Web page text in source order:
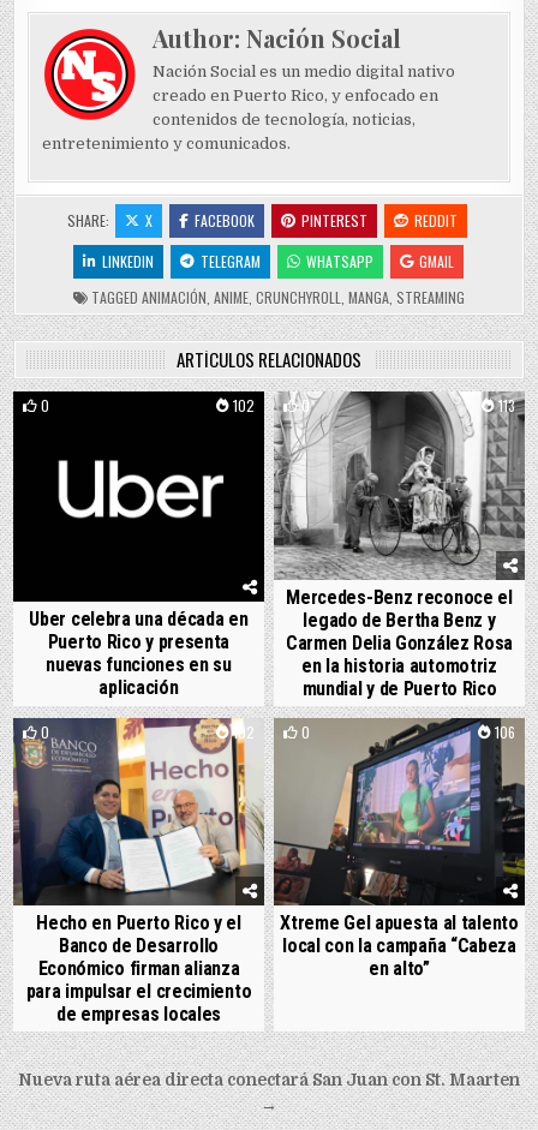
Author:Nación Social
Nación Social es un medio digital nativo
creado en Puerto Rico, y enfocado en
contenidos de tecnología, noticias,
entretenimiento y comunicados.
SHARE: X FACEBOOK PINTEREST
REDDIT
LINKEDIN
TELEGRAM WHATSAPP
GMAIL
TAGGED ANIMACIÓN ANIME CRUNCHYROLL MANGA STREAMING
ARTÍCULOS RELACIONADOS
0 102
Uber celebra una década en
Puerto Rico y presenta
nuevas funciones en su
aplicación
0 113
Mercedes-Benz reconoce el
legado de Bertha Benz y
Carmen Delia González Rosa
en la historia automotriz
mundial y de Puerto Rico
0 102
Hecho en Puerto Rico y el
Banco de Desarrollo
Económico firman alianza
para impulsar el crecimiento
de empresas locales
0 106
Xtreme Gel apuesta al talento
local con la campaña “Cabeza
en alto”
Post navigation
Nueva ruta aérea directa conectará San Juan con St. Maarten
→